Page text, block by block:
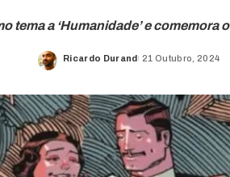
tema a ‘Humanidade’ e
Posted
Ricardo Durand 21 Outubro, 2024